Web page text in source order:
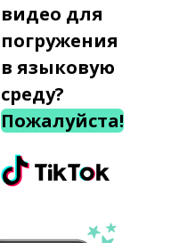
видео для
погружения
в языковую
среду?
Пожалуйста!